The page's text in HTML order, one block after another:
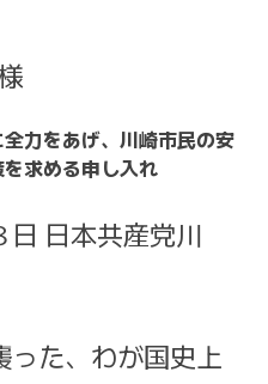
力をあげ、川崎市民の安
求める申し入れ
日 日本共産党川
た、わが国史上